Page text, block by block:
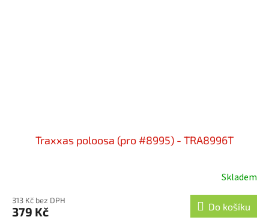
Traxxas poloosa (pro #8995) - TRA8996T
Skladem
313 Kč bez DPH
379 Kč Do košíku